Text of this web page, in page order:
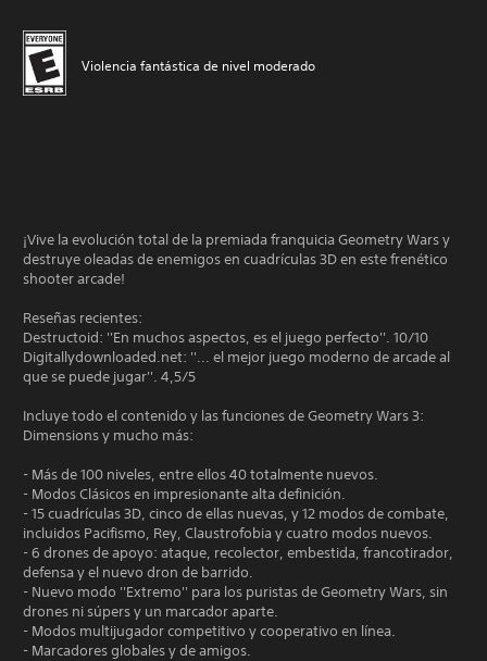
Violencia fantástica de nivel moderado
¡Vive la evolución total de la premiada franquicia Geometry Wars y
destruye oleadas de enemigos en cuadrículas 3D en este frenético
shooter arcade!
Reseñas recientes:
Destructoid: ''En muchos aspectos, es el juego perfecto''. 10/10
Digitallydownloaded.net: ''... el mejor juego moderno de arcade al
que se puede jugar''. 4,5/5
Incluye todo el contenido y las funciones de Geometry Wars 3:
Dimensions y mucho más:
- Más de 100 niveles, entre ellos 40 totalmente nuevos.
- Modos Clásicos en impresionante alta definición.
- 15 cuadrículas 3D, cinco de ellas nuevas, y 12 modos de combate,
incluidos Pacifismo, Rey, Claustrofobia y cuatro modos nuevos.
- 6 drones de apoyo: ataque, recolector, embestida, francotirador,
defensa y el nuevo dron de barrido.
- Nuevo modo ''Extremo'' para los puristas de Geometry Wars, sin
drones ni súpers y un marcador aparte.
- Modos multijugador competitivo y cooperativo en línea.
- Marcadores globales y de amigos.